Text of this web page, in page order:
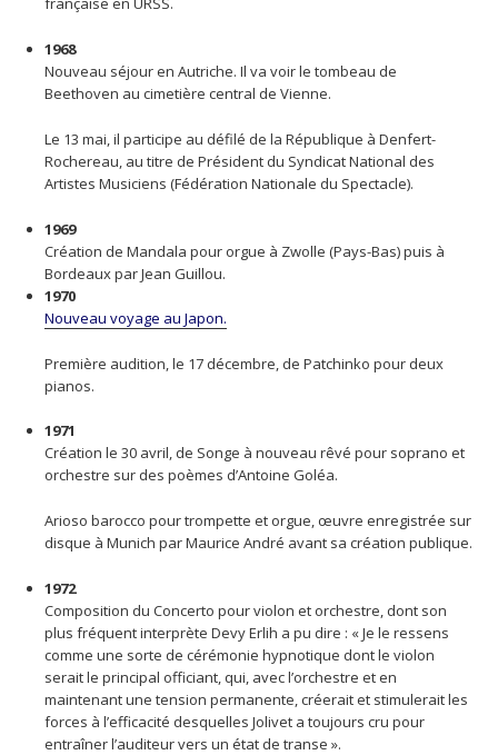
1968
Nouveau séjour en Autriche. Il va voir le tombeau de
Beethoven au cimetière central de Vienne.
Le 13 mai, il participe au défilé de la République à Denfert-
Rochereau, au titre de Président du Syndicat National des
Artistes Musiciens (Fédération Nationale du Spectacle).
1969
Création de Mandala pour orgue à Zwolle (Pays-Bas) puis à
Bordeaux par Jean Guillou.
1970
Nouveau voyage au Japon.
Première audition, le 17 décembre, de Patchinko pour deux
pianos.
1971
Création le 30 avril, de Songe à nouveau rêvé pour soprano et
orchestre sur des poèmes d’Antoine Goléa.
Arioso barocco pour trompette et orgue, œuvre enregistrée sur
disque à Munich par Maurice André avant sa création publique.
1972
Composition du Concerto pour violon et orchestre, dont son
plus fréquent interprète Devy Erlih a pu dire : « Je le ressens
comme une sorte de cérémonie hypnotique dont le violon
serait le principal officiant, qui, avec l’orchestre et en
maintenant une tension permanente, créerait et stimulerait les
forces à l’efficacité desquelles Jolivet a toujours cru pour
entraîner l’auditeur vers un état de transe ».